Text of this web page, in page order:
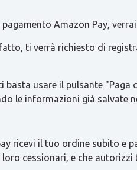
Amazon Pay,
ti verrà richiesto di
basta usare il pulsante
le informazioni già salvate
ricevi il tuo ordine subito e
cessionari, e che autorizzi